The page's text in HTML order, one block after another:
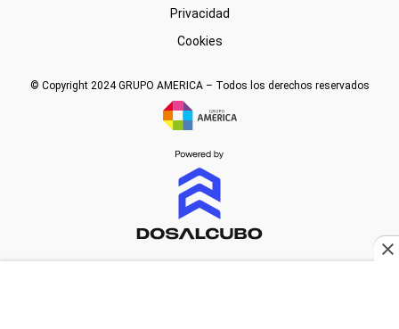
Privacidad
Cookies
© Copyright 2024 GRUPO AMERICA – Todos los derechos reservados